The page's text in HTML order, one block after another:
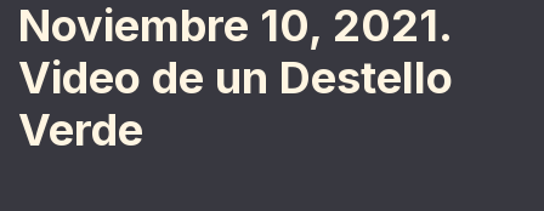
Noviembre 10, 2021.
Video de un Destello
Verde